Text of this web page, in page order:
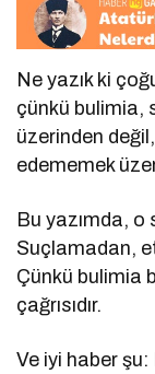
Ne yazık ki
çünkü bulimia,
üzerinden
edememek
Bu yazımda, o
Suçlamadan,
Çünkü bulimia
çağrısıdır.
Ve iyi haber